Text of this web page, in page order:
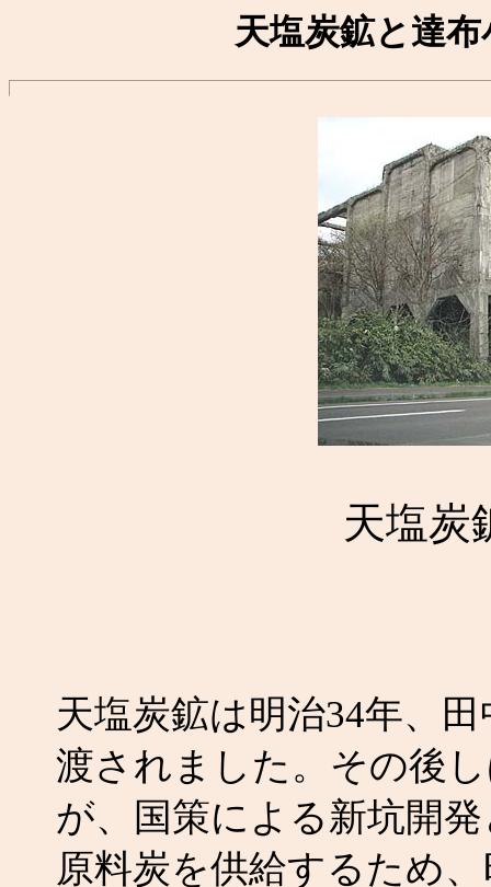
天塩炭鉱と達
天塩炭
天塩炭鉱は明治34年、
渡されました。その後
が、国策による新坑開
原料炭を供給するため